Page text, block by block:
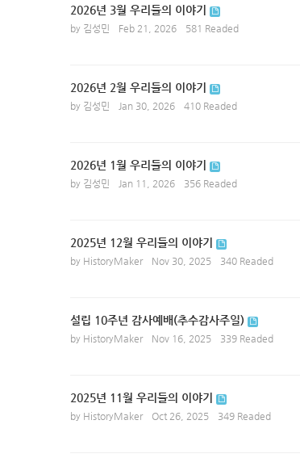
2026년 3월 우리들의 이야기
by 김성민 Feb 21, 2026 581 Readed
2026년 2월 우리들의 이야기
by 김성민 Jan 30, 2026 410 Readed
2026년 1월 우리들의 이야기
by 김성민 Jan 11, 2026 356 Readed
2025년 12월 우리들의 이야기
by HistoryMaker Nov 30, 2025 340 Readed
설립 10주년 감사예배(추수감사주일)
by HistoryMaker Nov 16, 2025 339 Readed
2025년 11월 우리들의 이야기
by HistoryMaker Oct 26, 2025 349 Readed